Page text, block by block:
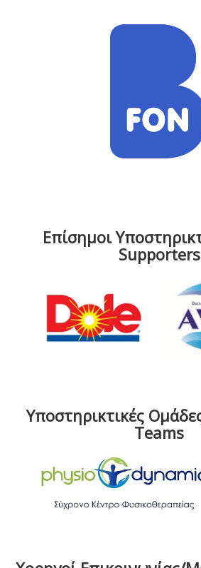
Επίσημοι
Supporters
Υποστηρικτικές
Teams